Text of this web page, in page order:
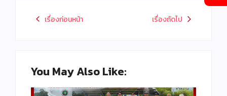
เรื่องก่อนหน้า เรื่องถัดไป
You May Also Like: